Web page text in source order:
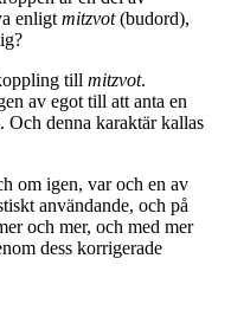
enligt mitzvot(budord),
till mitzvot.
av egot till att anta en
Och denna karaktär kallas
om igen, var och en av
användande, och på
och mer, och med mer
dess korrigerade